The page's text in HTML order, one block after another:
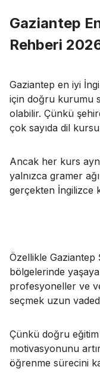
Gaziantep
Rehberi
Gaziantep en iyi
için doğru kurumu
olabilir. Çünkü
çok sayıda dil
Ancak her kurs
yalnızca gramer
gerçekten İngilizce
Özellikle Gaziantep
bölgelerinde
profesyoneller ve
seçmek uzun
Çünkü doğru
motivasyonunu
öğrenme sürecini